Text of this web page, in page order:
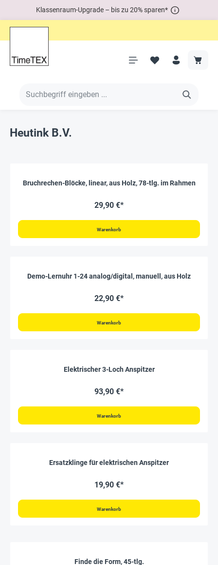
Klassenraum-Upgrade – bis zu 20% sparen*
Heutink B.V.
Bruchrechen-Blöcke, linear, aus Holz, 78-tlg. im Rahmen
29,90 €*
Warenkorb
Demo-Lernuhr 1-24 analog/digital, manuell, aus Holz
22,90 €*
Warenkorb
Elektrischer 3-Loch Anspitzer
93,90 €*
Warenkorb
Ersatzklinge für elektrischen Anspitzer
19,90 €*
Warenkorb
Finde die Form, 45-tlg.